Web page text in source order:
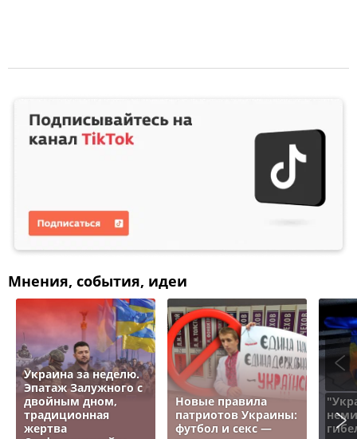
Мнения, события, идеи
Украина за неделю.
Эпатаж Залужного с
двойным дном,
традиционная
жертва
Новые правила
патриотов Украины:
футбол и секс —